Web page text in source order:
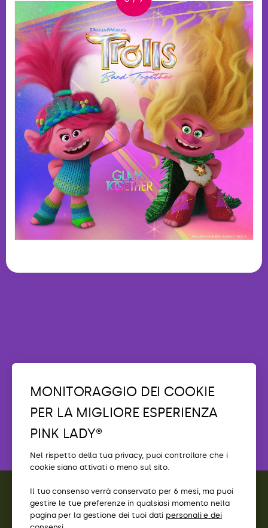
CONTATTI
MONITORAGGIO DEI COOKIE
PER LA MIGLIORE ESPERIENZA
PINK LADY®
Nel rispetto della tua privacy, puoi controllare che i
cookie siano attivati ​​o meno sul sito.
Il tuo consenso verrà conservato per 6 mesi, ma puoi
gestire le tue preferenze in qualsiasi momento nella
pagina per la gestione dei tuoi dati personali e dei